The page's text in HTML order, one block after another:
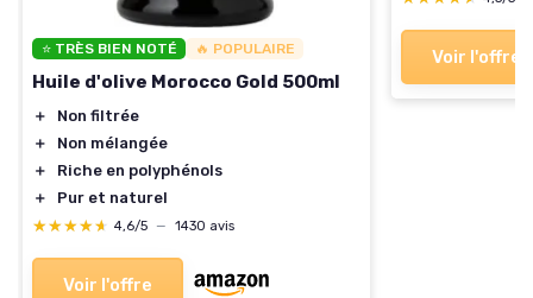
⭐ TRÈS BIEN NOTÉ 🔥 POPULAIRE
Huile d'olive Morocco Gold 500ml
＋
Non filtrée
＋
Non mélangée
＋
Riche en polyphénols
＋
Pur et naturel
★★★★★
★★★★★ 4,6/5 — 1430 avis
Voir l'offre
Voir l'offre